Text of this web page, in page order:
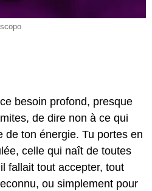
besoin profond, presque
de dire non à ce qui
de ton énergie. Tu portes en
celle qui naît de toutes
fallait tout accepter, tout
ou simplement pour